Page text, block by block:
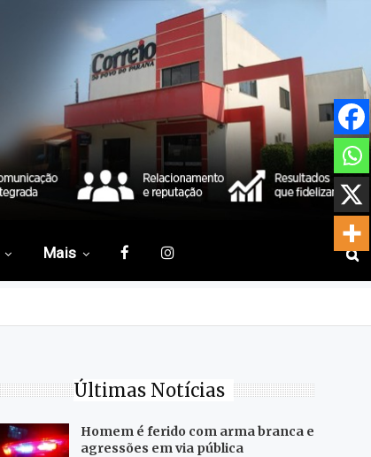
Mais
Últimas Notícias
Homem é ferido com arma branca e
agressões em via pública